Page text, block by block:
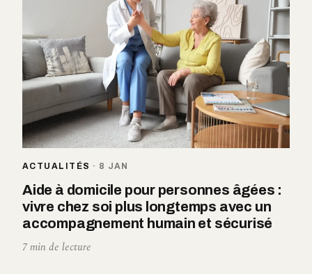
ACTUALITÉS · 8 JAN
Aide à domicile pour personnes âgées :
vivre chez soi plus longtemps avec un
accompagnement humain et sécurisé
7 min de lecture